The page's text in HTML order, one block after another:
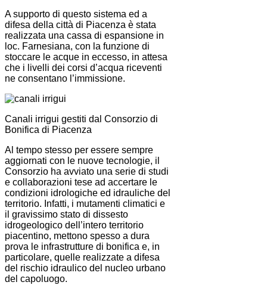
A supporto di questo sistema ed a
difesa della città di Piacenza è stata
realizzata una cassa di espansione in
loc. Farnesiana, con la funzione di
stoccare le acque in eccesso, in attesa
che i livelli dei corsi d’acqua riceventi
ne consentano l’immissione.
Canali irrigui gestiti dal Consorzio di
Bonifica di Piacenza
Al tempo stesso per essere sempre
aggiornati con le nuove tecnologie, il
Consorzio ha avviato una serie di studi
e collaborazioni tese ad accertare le
condizioni idrologiche ed idrauliche del
territorio. Infatti, i mutamenti climatici e
il gravissimo stato di dissesto
idrogeologico dell’intero territorio
piacentino, mettono spesso a dura
prova le infrastrutture di bonifica e, in
particolare, quelle realizzate a difesa
del rischio idraulico del nucleo urbano
del capoluogo.